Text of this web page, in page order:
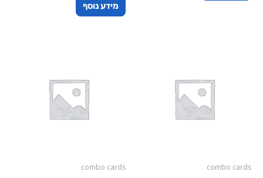
מידע נוסף
combo cards
combo cards